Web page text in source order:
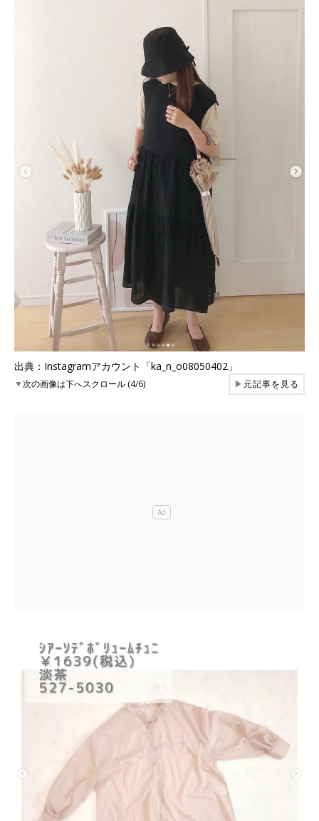
出典：Instagramアカウント「ka_n_o08050402」
▼次の画像は下へスクロール (4/6) ▶元記事を見る